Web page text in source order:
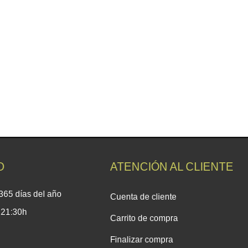
días del año
ATENCIÓN AL CLIENTE
Cuenta de cliente
Carrito de compra
Finalizar compra